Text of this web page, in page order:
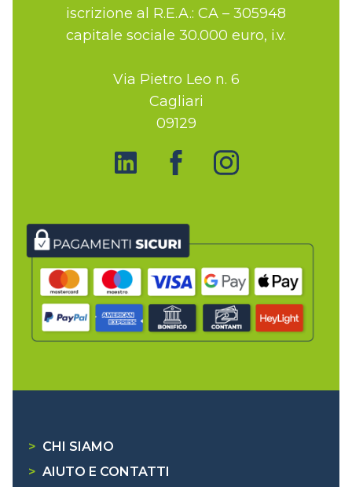
iscrizione al R.E.A.: CA – 305948
capitale sociale 30.000 euro, i.v.
Via Pietro Leo n. 6
Cagliari
09129
> CHI SIAMO
> AIUTO E CONTATTI